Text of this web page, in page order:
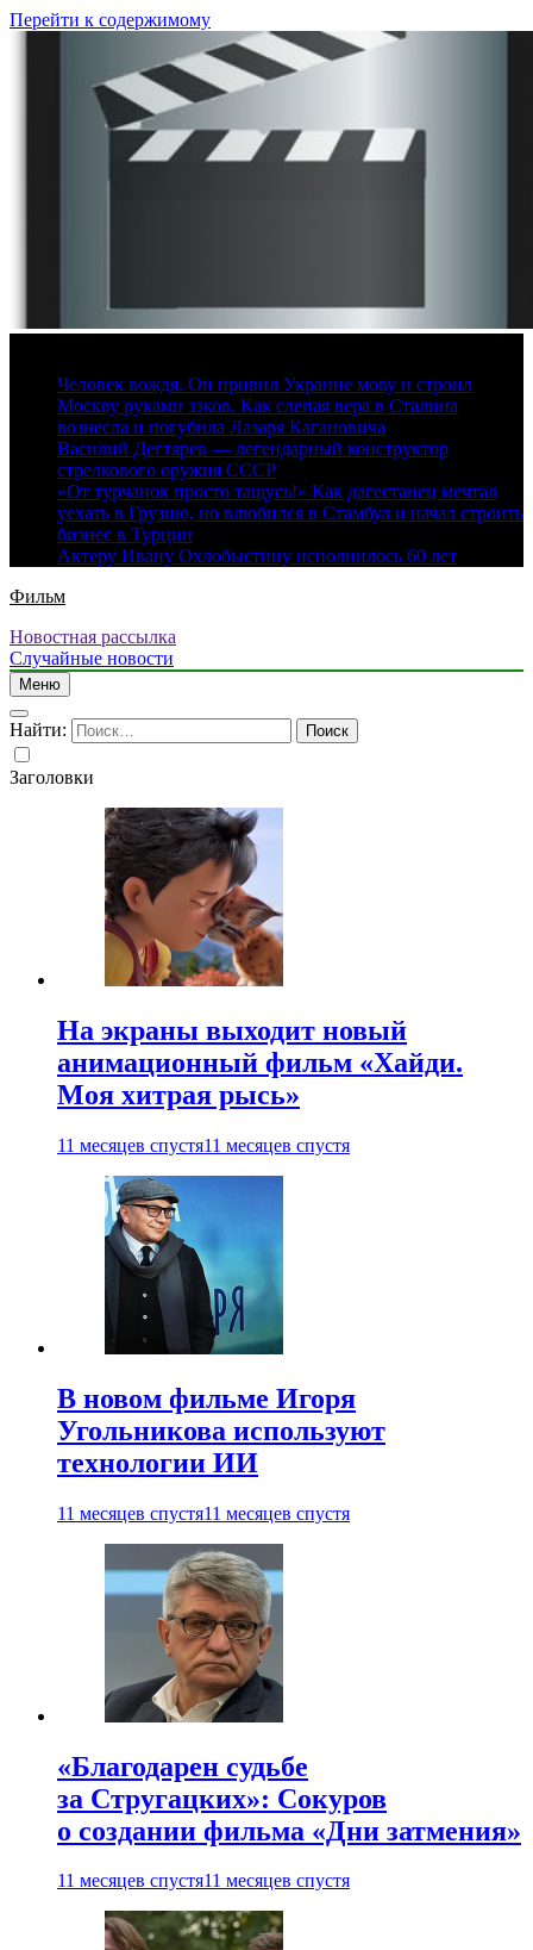
Перейти к содержимому
Человек вождя. Он привил Украине мову и строил
Москву руками зэков. Как слепая вера в Сталина
вознесла и погубила Лазаря Кагановича
Василий Дегтярев — легендарный конструктор
стрелкового оружия СССР
«От турчанок просто тащусь!» Как дагестанец мечтал
уехать в Грузию, но влюбился в Стамбул и начал строить
бизнес в Турции
Актеру Ивану Охлобыстину исполнилось 60 лет
Фильм
Новостная рассылка
Случайные новости
Меню
Найти:
Заголовки
На экраны выходит новый
анимационный фильм «Хайди.
Моя хитрая рысь»
11 месяцев спустя11 месяцев спустя
В новом фильме Игоря
Угольникова используют
технологии ИИ
11 месяцев спустя11 месяцев спустя
«Благодарен судьбе
за Стругацких»: Сокуров
о создании фильма «Дни затмения»
11 месяцев спустя11 месяцев спустя